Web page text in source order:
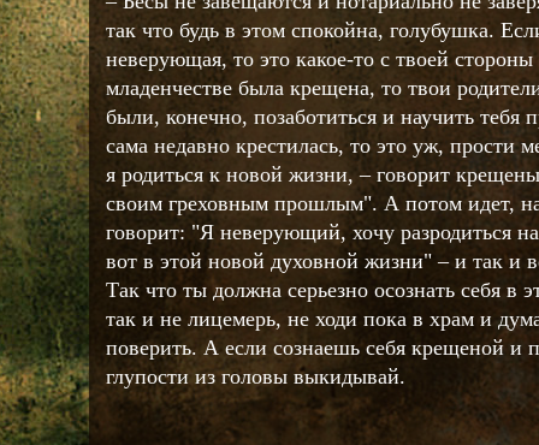
так что будь в этом спокойна, голубушка.
неверующая, то это какое-то с твоей
младенчестве была крещена, то твои
были, конечно, позаботиться и научить тебя
сама недавно крестилась, то это уж, прости
я родиться к новой жизни, – говорит
своим греховным прошлым". А потом идет,
говорит: "Я неверующий, хочу разродиться
вот в этой новой духовной жизни" – и так и
Так что ты должна серьезно осознать себя
так и не лицемерь, не ходи пока в храм и
поверить. А если сознаешь себя крещеной и
глупости из головы выкидывай.